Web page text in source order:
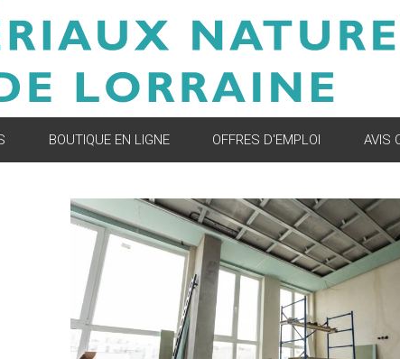
BOUTIQUE EN LIGNE OFFRES D'EMPLOI AVIS